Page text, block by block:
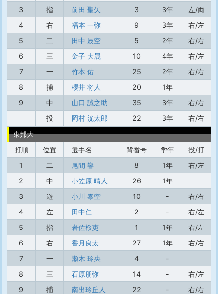
3
指 前田 聖矢 3 3年
左/両
4
右 福本 一弥 9 3年
右/左
5
二 田中 辰空 5 2年
右/右
6
三 金子 大晟 10 4年
右/左
7
一 竹本 佑 25 2年
右/右
8
捕 櫻井 将人 20
1年
9
中 山口 誠之助 35 3年
右/右
投
岡村 洸太郎 22 3年
右/右
東邦大
打順
位置 選手名 背番号 学年
投/打
1
二 尾間 響 8 1年
右/左
2
中 小笠原 晴人 26
1年
3
遊 小川 泰空 10 -
右/右
4
左 田中仁 2 -
右/左
5
指 岩佐桜吏 1 1年
右/左
6
右 香月良太 27 1年
右/右
7
一 瀬木 玲央 4
-
8
三 石原朋弥 14 -
右/左
9
捕 南出玲丘人 22 -
右/右